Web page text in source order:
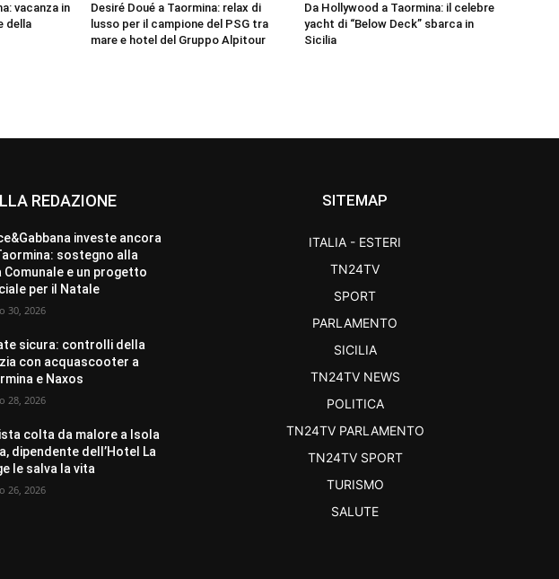
vacanza in
della
Desiré Doué a Taormina: relax di
lusso per il campione del PSG tra
mare e hotel del Gruppo Alpitour
Da Hollywood a Taormina: il celebre
yacht di “Below Deck” sbarca in
Sicilia
REDAZIONE
investe ancora
sostegno alla
Comunale e un progetto
per il Natale
30, 2026
sicura: controlli della
con acquascooter a
e Naxos
28, 2026
colta da malore a Isola
dipendente dell’Hotel La
le salva la vita
26, 2026
SITEMAP
ITALIA - ESTERI
TN24TV
SPORT
PARLAMENTO
SICILIA
TN24TV NEWS
POLITICA
TN24TV PARLAMENTO
TN24TV SPORT
TURISMO
SALUTE